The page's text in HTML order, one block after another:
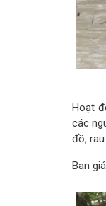
Hoạt
các
đồ,
Ban